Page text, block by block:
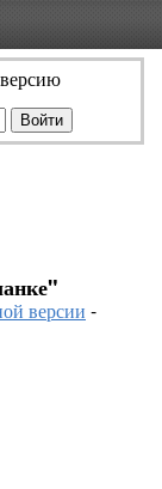
версии -